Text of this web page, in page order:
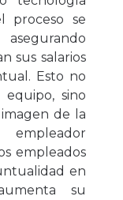
proceso se
sus salarios
Esto no
sino
de la
empleados
en
su